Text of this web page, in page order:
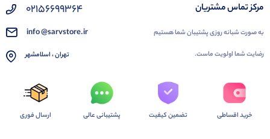
مرکز تماس مشتریان
به صورت شبانه روزی پشتیبان شما هستیم
رضایت شما اولویت ماست.
02156699364
info @sarvstore.ir
تهران ، اسلامشهر
خرید اقساطی تضمین کیفیت پشتیبانی عالی ارسال فوری